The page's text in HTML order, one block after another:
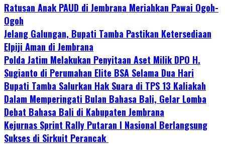
Ratusan Anak PAUD di Jembrana Meriahkan Pawai Ogoh-
Ogoh
Jelang Galungan, Bupati Tamba Pastikan Ketersediaan
Elpiji Aman di Jembrana
Polda Jatim Melakukan Penyitaan Aset Milik DPO H.
Sugianto di Perumahan Elite BSA Selama Dua Hari
Bupati Tamba Salurkan Hak Suara di TPS 13 Kaliakah
Dalam Memperingati Bulan Bahasa Bali, Gelar Lomba
Debat Bahasa Bali di Kabupaten Jembrana
Kejurnas Sprint Rally Putaran I Nasional Berlangsung
Sukses di Sirkuit Perancak